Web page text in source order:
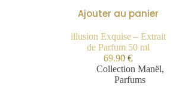
Ajouter au panier
illusion Exquise – Extrait
de Parfum 50 ml
69.90€
Collection Manël,
Parfums